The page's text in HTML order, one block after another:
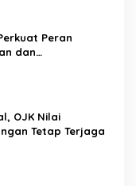
Peran
dan
OJK Nilai
Tetap Terjaga